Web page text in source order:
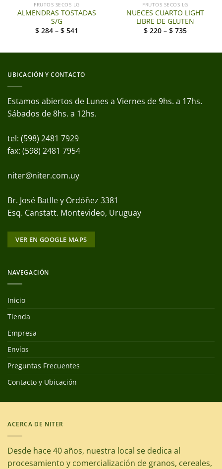
FRUTOS SECOS LG
ALMENDRAS TOSTADAS
S/G
$ 284 – $ 541
FRUTOS SECOS LG
NUECES CUARTO LIGHT
LIBRE DE GLUTEN
$ 220 – $ 735
UBICACIÓN Y CONTACTO
Estamos abiertos de Lunes a Viernes de 9hs. a 17hs.
Sábados de 8hs. a 12hs.
tel: (598) 2481 7929
fax: (598) 2481 7954
niter@niter.com.uy
Br. José Batlle y Ordóñez 3381
Esq. Canstatt. Montevideo, Uruguay
VER EN GOOGLE MAPS
NAVEGACIÓN
Inicio
Tienda
Empresa
Envíos
Preguntas Frecuentes
Contacto y Ubicación
ACERCA DE NITER
Desde hace 40 años, nuestra local se dedica al
procesamiento y comercialización de granos, cereales,